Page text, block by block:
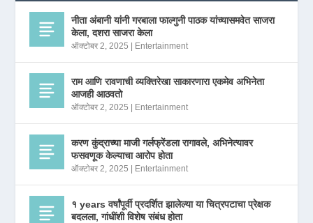
नीता अंबानी यांनी गरबाला फाल्गुनी पाठक यांच्यासमवेत साजरा
केला, दशरा साजरा केला
ऑक्टोबर 2, 2025 | Entertainment
राम आणि रावणाची व्यक्तिरेखा साकारणारा एकमेव अभिनेता
आजही आठवतो
ऑक्टोबर 2, 2025 | Entertainment
करण कुंद्राच्या माजी गर्लफ्रेंडला रागावले, अभिनेत्यावर
फसवणूक केल्याचा आरोप होता
ऑक्टोबर 2, 2025 | Entertainment
१ years वर्षांपूर्वी प्रदर्शित झालेल्या या चित्रपटाचा प्रेक्षक
बदलला, गांधींशी विशेष संबंध होता